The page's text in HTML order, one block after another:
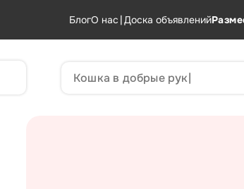
БлогО нас |Доска объявлений